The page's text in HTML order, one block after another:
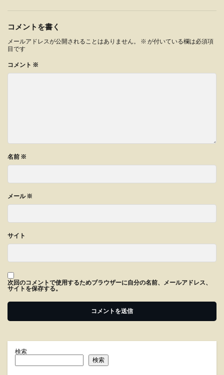
コメントを書く
メールアドレスが公開されることはありません。 ※ が付いている欄は必須項
目です
コメント ※
名前 ※
メール※
サイト
次回のコメントで使用するためブラウザーに自分の名前、メールアドレス、
サイトを保存する。
検索
検索